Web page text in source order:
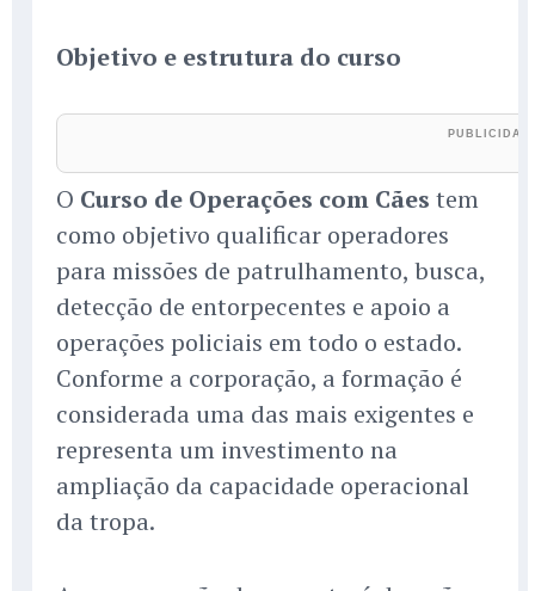
Objetivo e estrutura do curso
O Curso de Operações com Cães tem
como objetivo qualificar operadores
para missões de patrulhamento, busca,
detecção de entorpecentes e apoio a
operações policiais em todo o estado.
Conforme a corporação, a formação é
considerada uma das mais exigentes e
representa um investimento na
ampliação da capacidade operacional
da tropa.